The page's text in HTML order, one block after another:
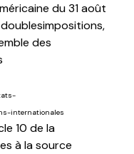
du 31 août
impositions,
des
internationales
10 de la
à la source